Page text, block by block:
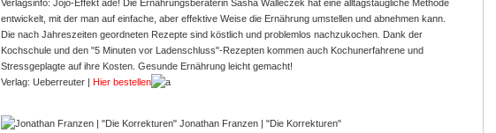
Verlagsinfo: Jojo-Effekt ade! Die Ernährungsberaterin Sasha Walleczek hat eine alltagstaugliche Methode
entwickelt, mit der man auf einfache, aber effektive Weise die Ernährung umstellen und abnehmen kann.
Die nach Jahreszeiten geordneten Rezepte sind köstlich und problemlos nachzukochen. Dank der
Kochschule und den "5 Minuten vor Ladenschluss"-Rezepten kommen auch Kochunerfahrene und
Stressgeplagte auf ihre Kosten. Gesunde Ernährung leicht gemacht!
Verlag: Ueberreuter
Hier bestellen
Jonathan Franzen
"Die Korrekturen"